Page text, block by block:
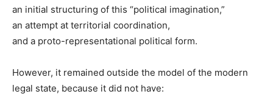
an initial structuring of this “political imagination,”
an attempt at territorial coordination,
and a proto-representational political form.
However, it remained outside the model of the modern
legal state, because it did not have: